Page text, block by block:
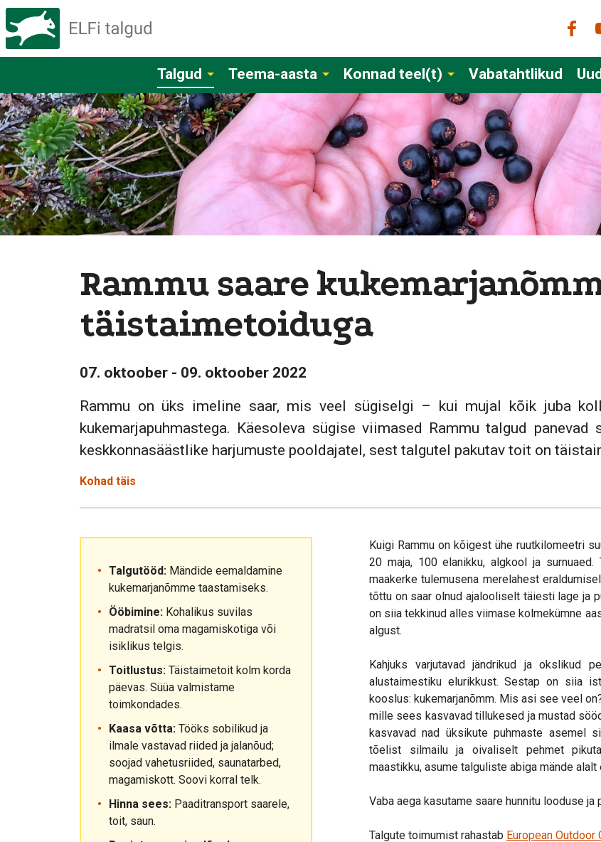
Talgud Teema-aasta Konnad teel(t) Vabatahtlikud
Rammu saare
täistaimetoiduga
07. oktoober - 09. oktoober 2022
Rammu on üks imeline saar, mis veel sügiselgi – kui mujal kõik juba
kukemarjapuhmastega. Käesoleva sügise viimased Rammu talgud
keskkonnasäästlike harjumuste pooldajatel, sest talgutel pakutav toit on
Kohad täis
Talgutööd: Mändide eemaldamine
kukemarjanõmme taastamiseks.
Ööbimine: Kohalikus suvilas
madratsil oma magamiskotiga või
isiklikus telgis.
Toitlustus: Täistaimetoit kolm korda
päevas. Süüa valmistame
toimkondades.
Kaasa võtta: Tööks sobilikud ja
ilmale vastavad riided ja jalanõud;
soojad vahetusriided, saunatarbed,
magamiskott. Soovi korral telk.
Hinna sees: Paaditransport saarele,
toit, saun.
Kuigi Rammu on kõigest ühe ruutkilomeetri
20 maja, 100 elanikku, algkool ja
maakerke tulemusena merelahest
tõttu on saar olnud ajalooliselt täiesti lage ja
on siia tekkinud alles viimase kolmekümne
algust.
Kahjuks varjutavad jändrikud ja okslikud
alustaimestiku elurikkust. Sestap on siia
kooslus: kukemarjanõmm. Mis asi see veel
mille sees kasvavad tillukesed ja mustad
kasvavad nad üksikute puhmaste asemel
tõelist silmailu ja oivaliselt pehmet
maastikku, asume talguliste abiga mände alalt
Vaba aega kasutame saare hunnitu looduse
Talgute toimumist rahastab European